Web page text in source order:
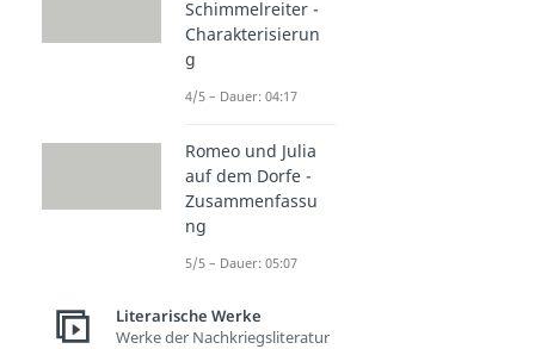
Schimmelreiter -
Charakterisierun
g
4/5 – Dauer: 04:17
Romeo und Julia
auf dem Dorfe -
Zusammenfassu
ng
5/5 – Dauer: 05:07
Literarische Werke
Werke der Nachkriegsliteratur